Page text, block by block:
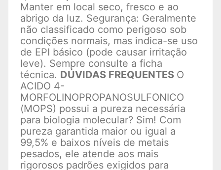
Manter em local seco, fresco e ao
abrigo da luz. Segurança: Geralmente
não classificado como perigoso sob
condições normais, mas indica-se uso
de EPI básico (pode causar irritação
leve). Sempre consulte a ficha
técnica. DÚVIDAS FREQUENTES O
ACIDO 4-
MORFOLINOPROPANOSULFONICO
(MOPS) possui a pureza necessária
para biologia molecular? Sim! Com
pureza garantida maior ou igual a
99,5% e baixos níveis de metais
pesados, ele atende aos mais
rigorosos padrões exigidos para